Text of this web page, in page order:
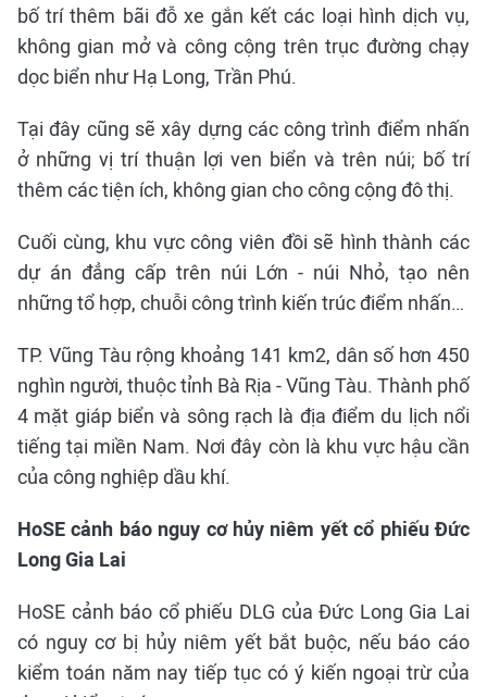
bố trí thêm bãi đỗ xe gắn kết các loại hình dịch vụ,
không gian mở và công cộng trên trục đường chạy
dọc biển như Hạ Long, Trần Phú.
Tại đây cũng sẽ xây dựng các công trình điểm nhấn
ở những vị trí thuận lợi ven biển và trên núi; bố trí
thêm các tiện ích, không gian cho công cộng đô thị.
Cuối cùng, khu vực công viên đồi sẽ hình thành các
dự án đẳng cấp trên núi Lớn - núi Nhỏ, tạo nên
những tổ hợp, chuỗi công trình kiến trúc điểm nhấn…
TP. Vũng Tàu rộng khoảng 141 km2, dân số hơn 450
nghìn người, thuộc tỉnh Bà Rịa - Vũng Tàu. Thành phố
4 mặt giáp biển và sông rạch là địa điểm du lịch nổi
tiếng tại miền Nam. Nơi đây còn là khu vực hậu cần
của công nghiệp dầu khí.
HoSE cảnh báo nguy cơ hủy niêm yết cổ phiếu Đức
Long Gia Lai
HoSE cảnh báo cổ phiếu DLG của Đức Long Gia Lai
có nguy cơ bị hủy niêm yết bắt buộc, nếu báo cáo
kiểm toán năm nay tiếp tục có ý kiến ngoại trừ của